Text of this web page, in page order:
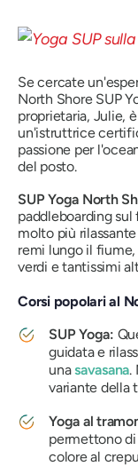
Se cercate
North Shore SUP
proprietaria, Julie,
un'istruttrice
passione per
del posto.
SUP Yoga North
paddleboarding
molto più
remi lungo il
verdi e tantissimi
Corsi popolari al
SUP Yoga:
guidata e
unasavasana.
variante della
Yoga al
permettono
colore al